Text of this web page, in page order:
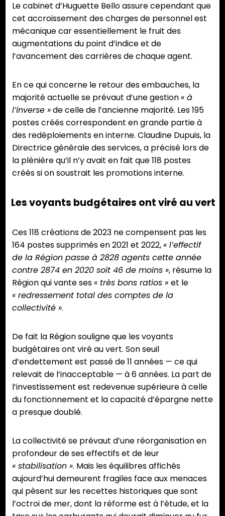
Le cabinet d’Huguette Bello assure cependant que
cet accroissement des charges de personnel est
mécanique car essentiellement le fruit des
augmentations du point d’indice et de
l’avancement des carrières de chaque agent.
En ce qui concerne le retour des embauches, la
majorité actuelle se prévaut d’une gestion« à
l’inverse »de celle de l’ancienne majorité. Les 195
postes créés correspondent en grande partie à
des redéploiements en interne. Claudine Dupuis, la
Directrice générale des services, a précisé lors de
la plénière qu’il n’y avait en fait que 118 postes
créés si on soustrait les promotions interne.
Les voyants budgétaires ont viré au vert
Ces 118 créations de 2023 ne compensent pas les
164 postes supprimés en 2021 et 2022,« l’effectif
de la Région passe à 2828 agents cette année
contre 2874 en 2020 soit 46 de moins », résume la
Région qui vante ses« très bons ratios » et le
« redressement total des comptes de la
collectivité ».
De fait la Région souligne que les voyants
budgétaires ont viré au vert. Son seuil
d’endettement est passé de 11 années — ce qui
relevait de l’inacceptable — à 6 années. La part de
l’investissement est redevenue supérieure à celle
du fonctionnement et la capacité d’épargne nette
a presque doublé.
La collectivité se prévaut d’une réorganisation en
profondeur de ses effectifs et de leur
« stabilisation ». Mais les équilibres affichés
aujourd’hui demeurent fragiles face aux menaces
qui pèsent sur les recettes historiques que sont
l’octroi de mer, dont la réforme est à l’étude, et la